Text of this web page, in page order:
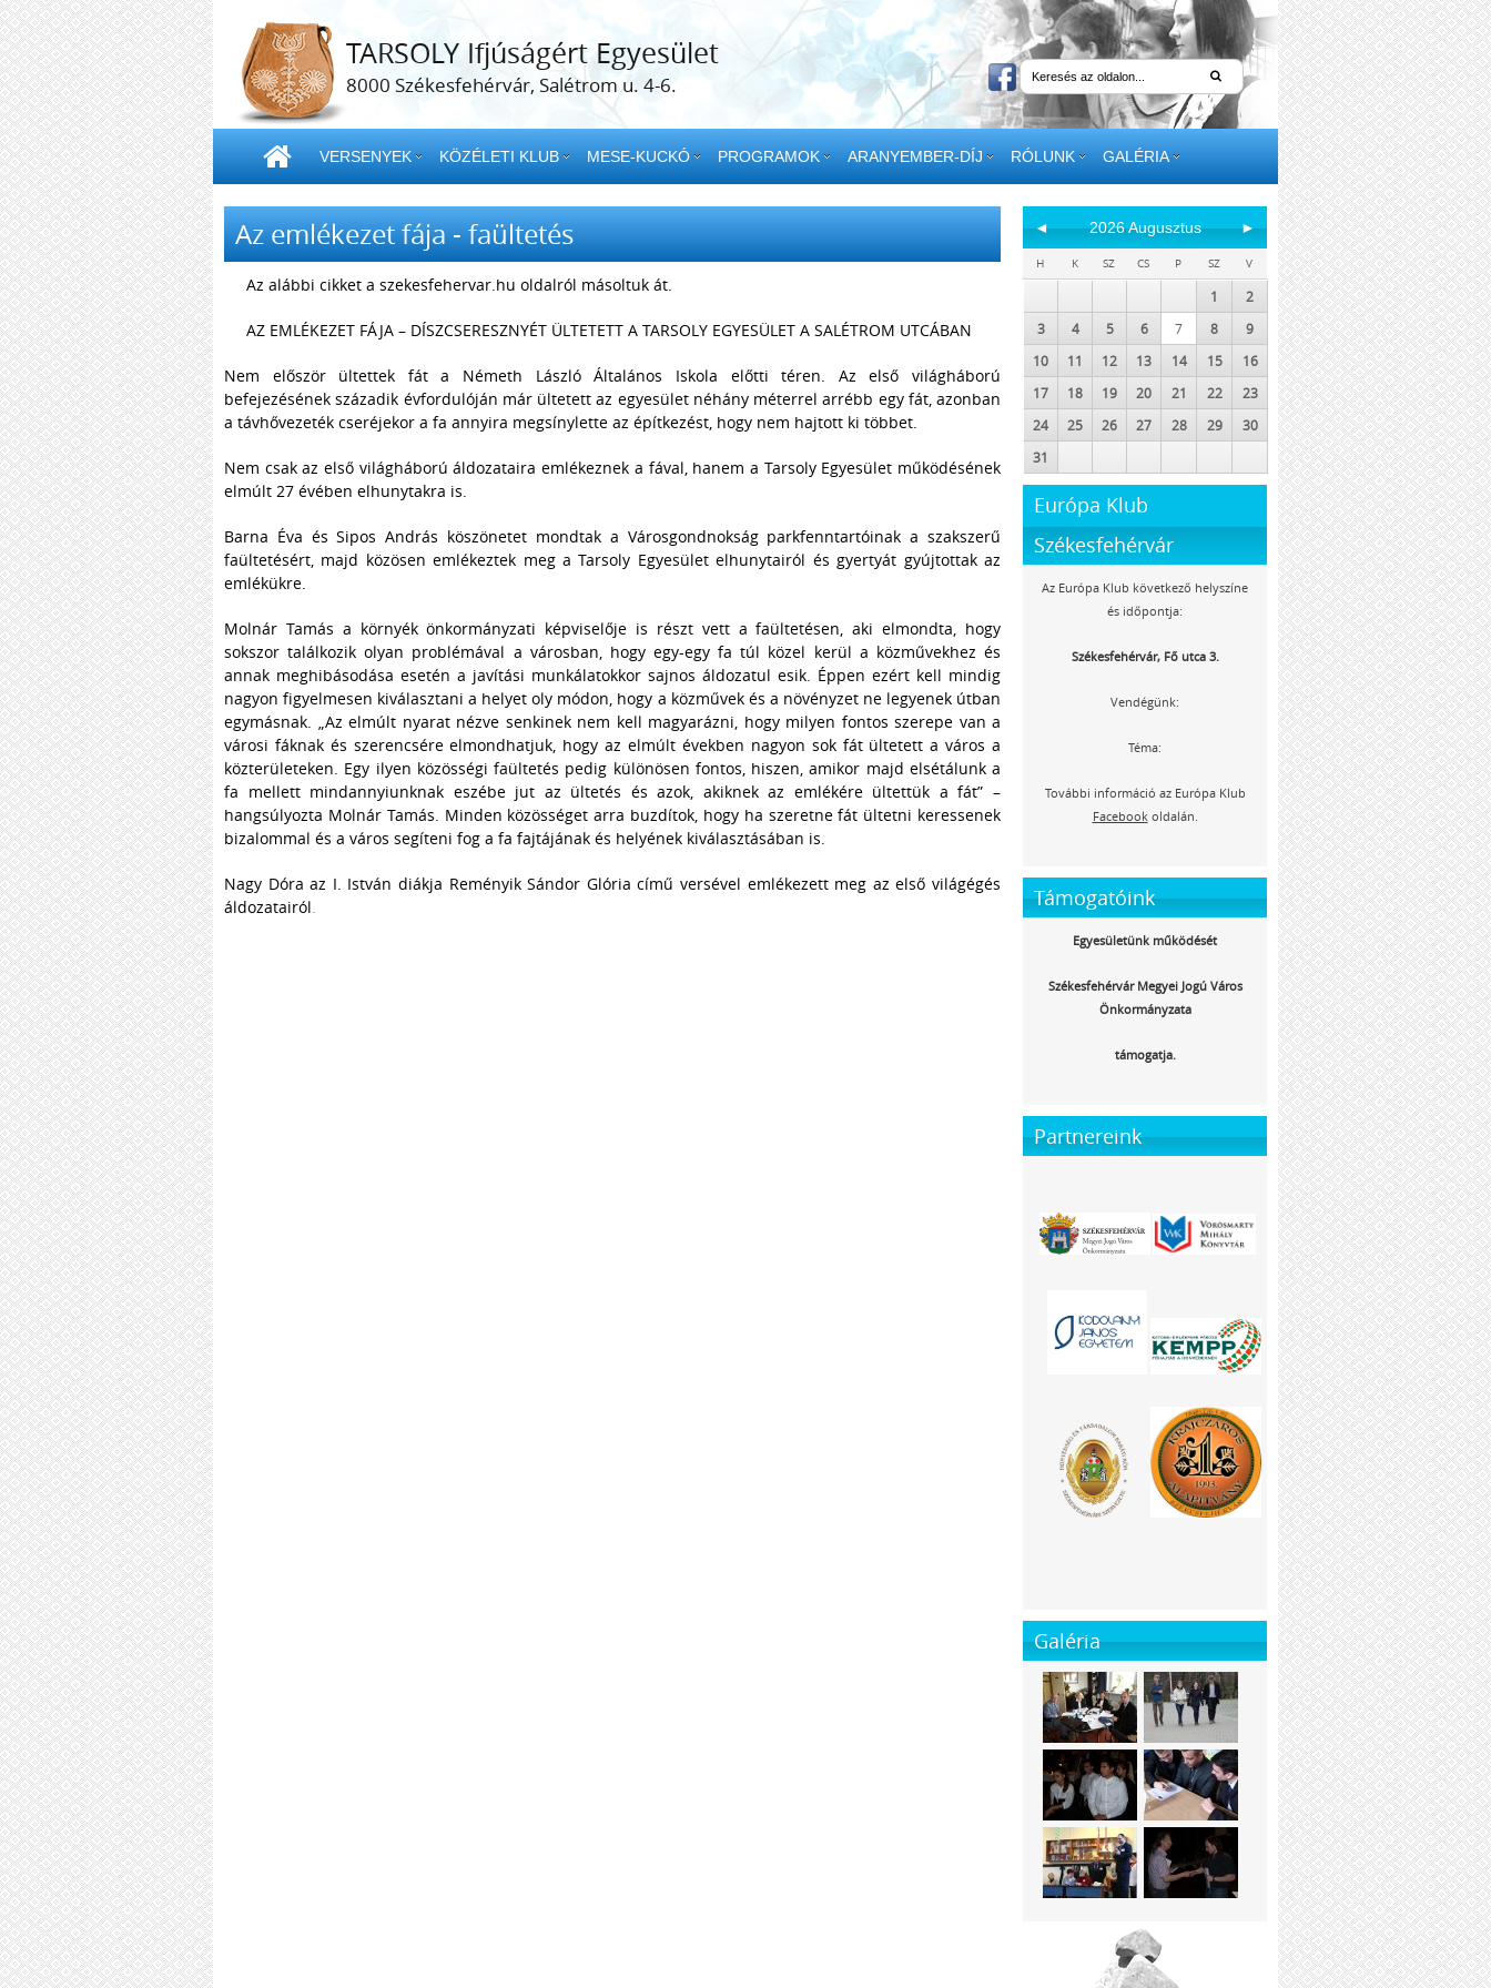
TARSOLY Ifjúságért Egyesület
8000 Székesfehérvár, Salétrom u. 4-6.
VERSENYEK KÖZÉLETI KLUB MESE-KUCKÓ PROGRAMOK ARANYEMBER-DÍJ RÓLUNK GALÉRIA
Az emlékezet fája - faültetés
Az alábbi cikket a szekesfehervar.hu oldalról másoltuk át.
AZ EMLÉKEZET FÁJA – DÍSZCSERESZNYÉT ÜLTETETT A TARSOLY EGYESÜLET A SALÉTROM UTCÁBAN
Nem először ültettek fát a Németh László Általános Iskola előtti téren. Az első világháború
befejezésének századik évfordulóján már ültetett az egyesület néhány méterrel arrébb egy fát, azonban
a távhővezeték cseréjekor a fa annyira megsínylette az építkezést, hogy nem hajtott ki többet.
Nem csak az első világháború áldozataira emlékeznek a fával, hanem a Tarsoly Egyesület működésének
elmúlt 27 évében elhunytakra is.
Barna Éva és Sipos András köszönetet mondtak a Városgondnokság parkfenntartóinak a szakszerű
faültetésért, majd közösen emlékeztek meg a Tarsoly Egyesület elhunytairól és gyertyát gyújtottak az
emlékükre.
Molnár Tamás a környék önkormányzati képviselője is részt vett a faültetésen, aki elmondta, hogy
sokszor találkozik olyan problémával a városban, hogy egy-egy fa túl közel kerül a közművekhez és
annak meghibásodása esetén a javítási munkálatokkor sajnos áldozatul esik. Éppen ezért kell mindig
nagyon figyelmesen kiválasztani a helyet oly módon, hogy a közművek és a növényzet ne legyenek útban
egymásnak. „Az elmúlt nyarat nézve senkinek nem kell magyarázni, hogy milyen fontos szerepe van a
városi fáknak és szerencsére elmondhatjuk, hogy az elmúlt években nagyon sok fát ültetett a város a
közterületeken. Egy ilyen közösségi faültetés pedig különösen fontos, hiszen, amikor majd elsétálunk a
fa mellett mindannyiunknak eszébe jut az ültetés és azok, akiknek az emlékére ültettük a fát” –
hangsúlyozta Molnár Tamás. Minden közösséget arra buzdítok, hogy ha szeretne fát ültetni keressenek
bizalommal és a város segíteni fog a fa fajtájának és helyének kiválasztásában is.
Nagy Dóra az I. István diákja Reményik Sándor Glória című versével emlékezett meg az első világégés
áldozatairól.
◄ 2026 Augusztus ►
H K SZ CS P SZ V
1
2
3
4 5 6 7 8
9
10
11 12 13 14 15
16
17
18 19 20 21 22
23
24
25 26 27 28 29
30
31
Európa Klub
Székesfehérvár
Az Európa Klub következő helyszíne
és időpontja:
Székesfehérvár, Fő utca 3.
Vendégünk:
Téma:
További információ az Európa Klub
Facebookoldalán.
Támogatóink
Egyesületünk működését
Székesfehérvár Megyei Jogú Város
Önkormányzata
támogatja.
Partnereink
Galéria